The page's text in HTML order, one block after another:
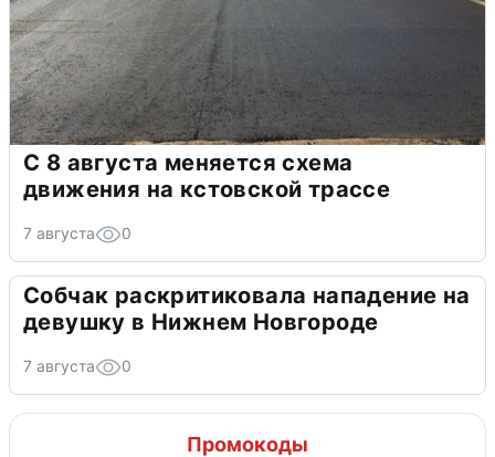
С 8 августа меняется схема
движения на кстовской трассе
7 августа 0
Собчак раскритиковала нападение на
девушку в Нижнем Новгороде
7 августа 0
Промокоды